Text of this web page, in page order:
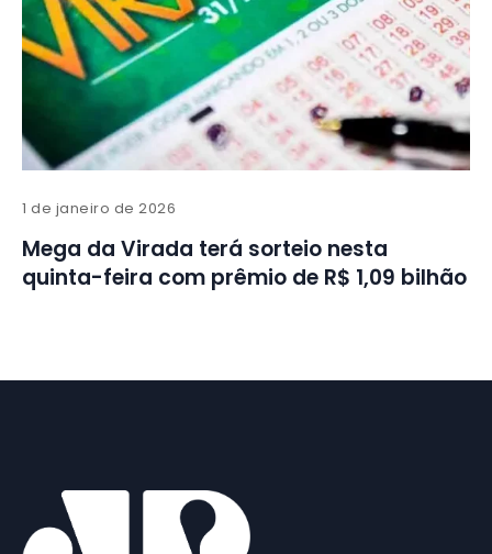
1 de janeiro de 2026
Mega da Virada terá sorteio nesta
quinta-feira com prêmio de R$ 1,09 bilhão